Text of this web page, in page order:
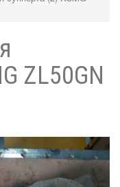
ZL50GN